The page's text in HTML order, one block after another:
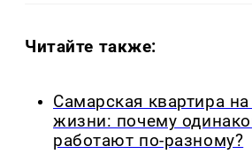
Читайте также:
Самарская квартира
жизни: почему
работают по-разному?